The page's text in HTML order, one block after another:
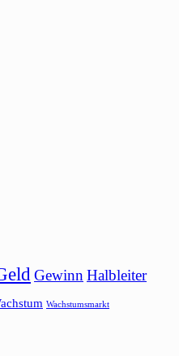
Gewinn Halbleiter
Wachstumsmarkt